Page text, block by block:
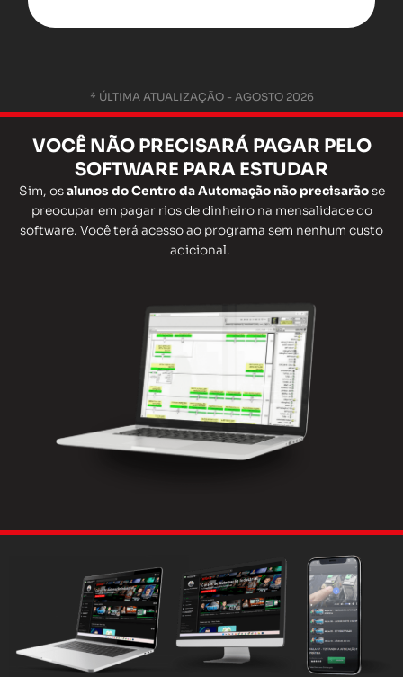
* ÚLTIMA ATUALIZAÇÃO - AGOSTO 2026
VOCÊ NÃOPRECISARÁ PAGAR PELO
SOFTWARE PARA ESTUDAR
Sim, osalunos do Centro da Automação não precisarãose
preocupar em pagar rios de dinheiro na mensalidade do
software. Você terá acesso ao programa sem nenhum custo
adicional.